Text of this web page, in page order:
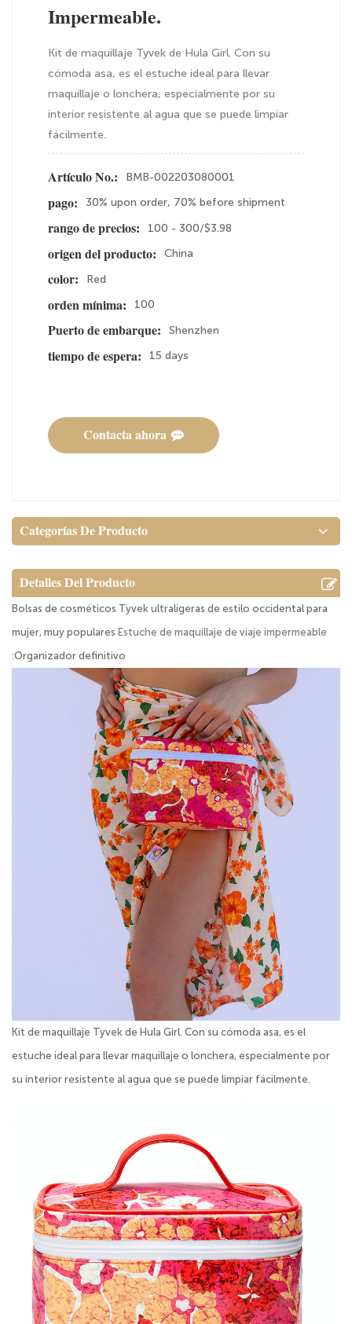
Impermeable.
Kit de maquillaje Tyvek de Hula Girl. Con su
cómoda asa, es el estuche ideal para llevar
maquillaje o lonchera, especialmente por su
interior resistente al agua que se puede limpiar
fácilmente.
Artículo No.:
BMB-002203080001
pago:
30% upon order, 70% before shipment
rango de precios:
100 - 300/$3.98
origen del producto:
China
color:
Red
orden mínima:
100
Puerto de embarque:
Shenzhen
tiempo de espera:
15 days
Contacta ahora
Categorías De Producto
Detalles Del Producto
Bolsas de cosméticos Tyvek ultraligeras de estilo occidental para
mujer, muy populares Estuche de maquillaje de viaje impermeable
:Organizador definitivo
Kit de maquillaje Tyvek de Hula Girl. Con su cómoda asa, es el
estuche ideal para llevar maquillaje o lonchera, especialmente por
su interior resistente al agua que se puede limpiar fácilmente.